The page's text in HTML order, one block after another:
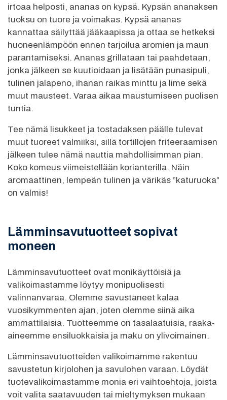
irtoaa helposti, ananas on kypsä. Kypsän ananaksen
tuoksu on tuore ja voimakas. Kypsä ananas
kannattaa säilyttää jääkaapissa ja ottaa se hetkeksi
huoneenlämpöön ennen tarjoilua aromien ja maun
parantamiseksi. Ananas grillataan tai paahdetaan,
jonka jälkeen se kuutioidaan ja lisätään punasipuli,
tulinen jalapeno, ihanan raikas minttu ja lime sekä
muut mausteet. Varaa aikaa maustumiseen puolisen
tuntia.
Tee nämä lisukkeet ja tostadaksen päälle tulevat
muut tuoreet valmiiksi, sillä tortillojen friteeraamisen
jälkeen tulee nämä nauttia mahdollisimman pian.
Koko komeus viimeistellään korianterilla. Näin
aromaattinen, lempeän tulinen ja värikäs ”katuruoka”
on valmis!
Lämminsavutuotteet sopivat
moneen
Lämminsavutuotteet ovat monikäyttöisiä ja
valikoimastamme löytyy monipuolisesti
valinnanvaraa. Olemme savustaneet kalaa
vuosikymmenten ajan, joten olemme siinä aika
ammattilaisia. Tuotteemme on tasalaatuisia, raaka-
aineemme ensiluokkaisia ja maku on ylivoimainen.
Lämminsavutuotteiden valikoimamme rakentuu
savustetun kirjolohen ja savulohen varaan. Löydät
tuotevalikoimastamme monia eri vaihtoehtoja, joista
voit valita saatavuuden tai mieltymyksen mukaan